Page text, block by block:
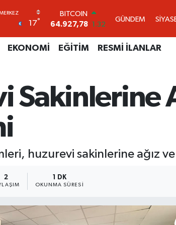
17°
DOLAR
47,5894 0.08
55,0398 -0.02
6527.85
0.54
BİST100
13.703
11
GÜNDEM
EKONOMİ EĞİTİM RESMİ İLANLAR
Sakinlerine
huzurevi sakinlerine ağız
2 1 DK
OKUNMA SÜRESI